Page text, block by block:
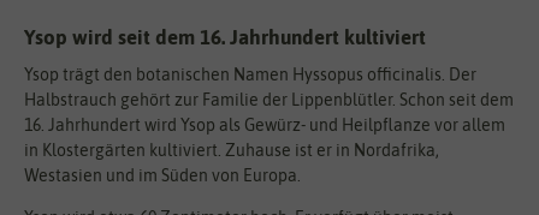
Ysop wird seit dem 16. Jahrhundert kultiviert
Ysop trägt den botanischen Namen Hyssopus officinalis. Der
Halbstrauch gehört zur Familie der Lippenblütler. Schon seit dem
16. Jahrhundert wird Ysop als Gewürz- und Heilpflanze vor allem
in Klostergärten kultiviert. Zuhause ist er in Nordafrika,
Westasien und im Süden von Europa.